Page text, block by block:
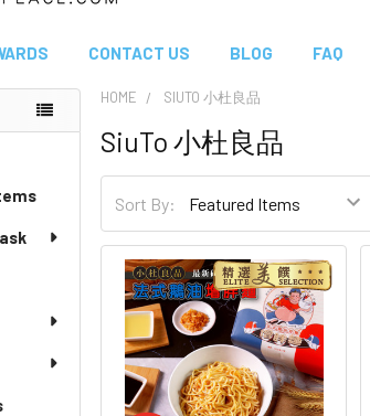
CONTACT US BLOG FAQ
HOME SIUTO 小杜良品
SiuTo 小杜良品
Sort By: